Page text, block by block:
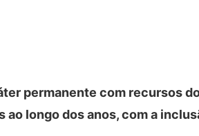
permanente com recursos
longo dos anos, com a